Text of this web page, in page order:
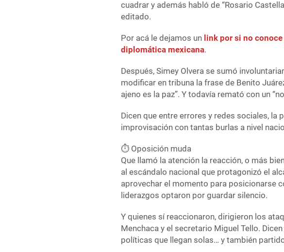
cuadrar y además habló de “Rosario
editado.
Por acá le dejamos un link por si no
diplomática mexicana.
Después, Simey Olvera se sumó
modificar en tribuna la frase de Benito
ajeno es la paz”. Y todavía remató con un
Dicen que entre errores y redes sociales, la
improvisación con tantas burlas a nivel
⏱️ Oposición muda
Que llamó la atención la reacción, o más
al escándalo nacional que protagonizó el
aprovechar el momento para posicionarse
liderazgos optaron por guardar silencio.
Y quienes sí reaccionaron, dirigieron los
Menchaca y el secretario Miguel Tello.
políticas que llegan solas… y también